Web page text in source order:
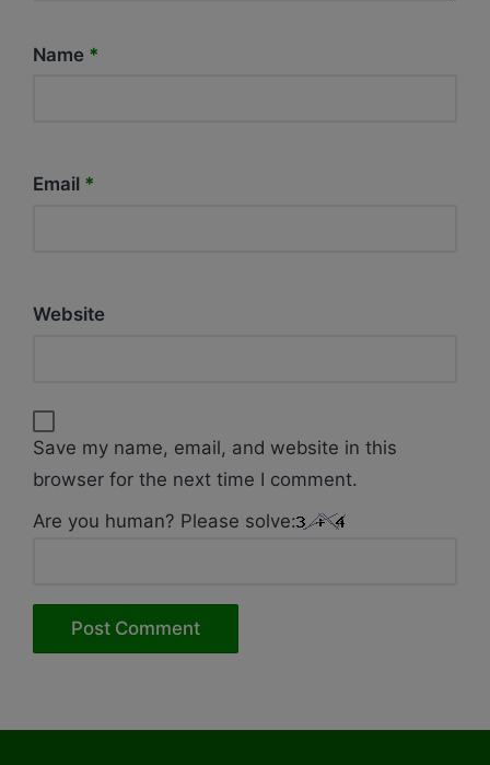
Name *
Email *
Website
Save my name, email, and website in this
browser for the next time I comment.
Are you human? Please solve: